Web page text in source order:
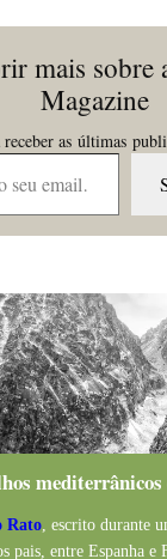
mais sobre
Magazine
receber as últimas
mediterrânicos
Rato, escrito durante
pais, entre Espanha e